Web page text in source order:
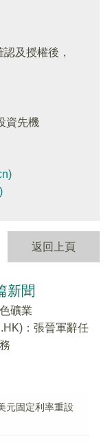
認及授權後，
資先機
返回上頁
新聞
礦業
：張晉軍辭任
元固定利率重設